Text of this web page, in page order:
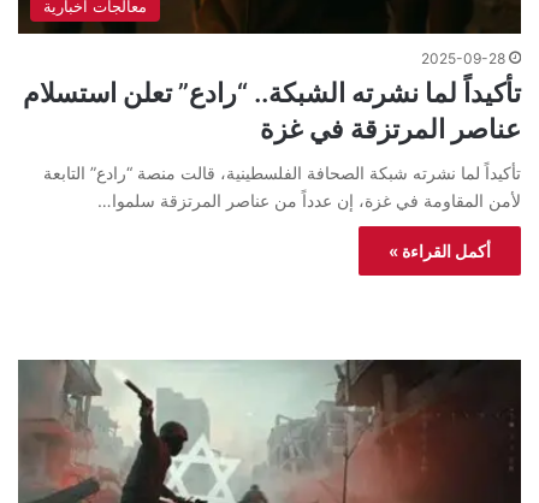
معالجات اخبارية
2025-09-28
تأكيداً لما نشرته الشبكة.. “رادع” تعلن استسلام
عناصر المرتزقة في غزة
تأكيداً لما نشرته شبكة الصحافة الفلسطينية، قالت منصة “رادع” التابعة
لأمن المقاومة في غزة، إن عدداً من عناصر المرتزقة سلموا…
أكمل القراءة »